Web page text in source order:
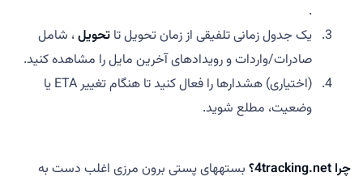
.
یک جدول زمانی تلفیقی از زمان تحویل تا تحویل، شامل
صادرات/واردات و رویدادهای آخرین مایل را مشاهده کنید.
(اختیاری) هشدارها را فعال کنید تا هنگام تغییر ETA یا
وضعیت، مطلع شوید.
چرا 4tracking.net؟
بستههای پستی برون مرزی اغلب دست به